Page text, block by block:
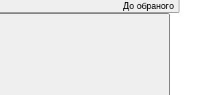
До обраного